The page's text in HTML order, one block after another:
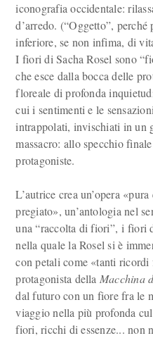
iconografia occidentale:
d’arredo. (“Oggetto”,
inferiore, se non infima, di
I fiori di Sacha Rosel sono
che esce dalla bocca delle
floreale di profonda
cui i sentimenti e le
intrappolati, invischiati in un
massacro: allo specchio
protagoniste.
L’autrice crea un’opera
pregiato», un’antologia nel
una “raccolta di fiori”, i fiori
nella quale la Rosel si è
con petali come «tanti
protagonista della Macchina
dal futuro con un fiore fra le
viaggio nella più profonda
fiori, ricchi di essenze... non